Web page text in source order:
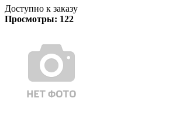
Доступно к заказу
Просмотры: 122